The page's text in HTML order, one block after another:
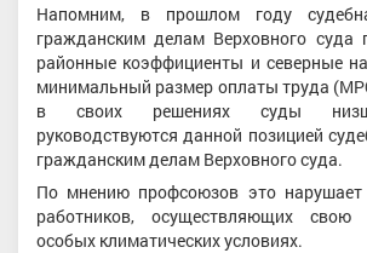
Напомним, в прошлом году
гражданским делам Верховного суда
районные коэффициенты и северные
минимальный размер оплаты труда
в своих решениях суды
руководствуются данной позицией
гражданским делам Верховного суда.
По мнению профсоюзов это нарушает
работников, осуществляющих свою
особых климатических условиях.